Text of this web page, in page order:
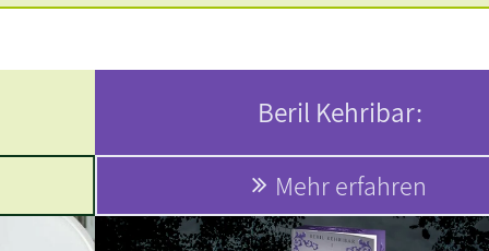
Beril Kehribar:
Mehr erfahren